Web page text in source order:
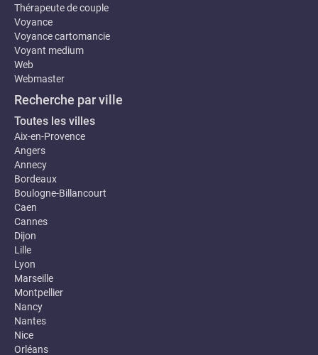
Thérapeute de couple
Voyance
Voyance cartomancie
Voyant medium
Web
Webmaster
Recherche par ville
Toutes les villes
Aix-en-Provence
Angers
Annecy
Bordeaux
Boulogne-Billancourt
Caen
Cannes
Dijon
Lille
Lyon
Marseille
Montpellier
Nancy
Nantes
Nice
Orléans